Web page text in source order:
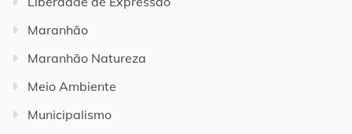
Maranhão
Maranhão Natureza
Meio Ambiente
Municipalismo